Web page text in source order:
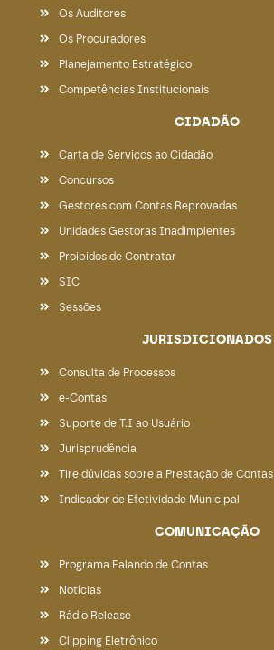
Os Auditores
Os Procuradores
Planejamento Estratégico
Competências Institucionais
CIDADÃO
Carta de Serviços ao Cidadão
Concursos
Gestores com Contas Reprovadas
Unidades Gestoras Inadimplentes
Proibidos de Contratar
SIC
Sessões
JURISDICIONADOS
Consulta de Processos
e-Contas
Suporte de T.I ao Usuário
Jurisprudência
Tire dúvidas sobre a Prestação de Contas
Indicador de Efetividade Municipal
COMUNICAÇÃO
Programa Falando de Contas
Notícias
Rádio Release
Clipping Eletrônico